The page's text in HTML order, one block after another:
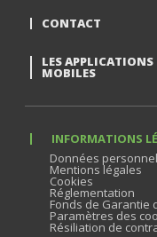
CONTACT
LES APPLICATIONS
MOBILES
INFORMATIONS
Données
Mentions légales
Cookies
Réglementation
Fonds de Garantie
Paramètres des
Résiliation de